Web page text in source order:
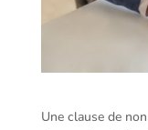
Une clause de